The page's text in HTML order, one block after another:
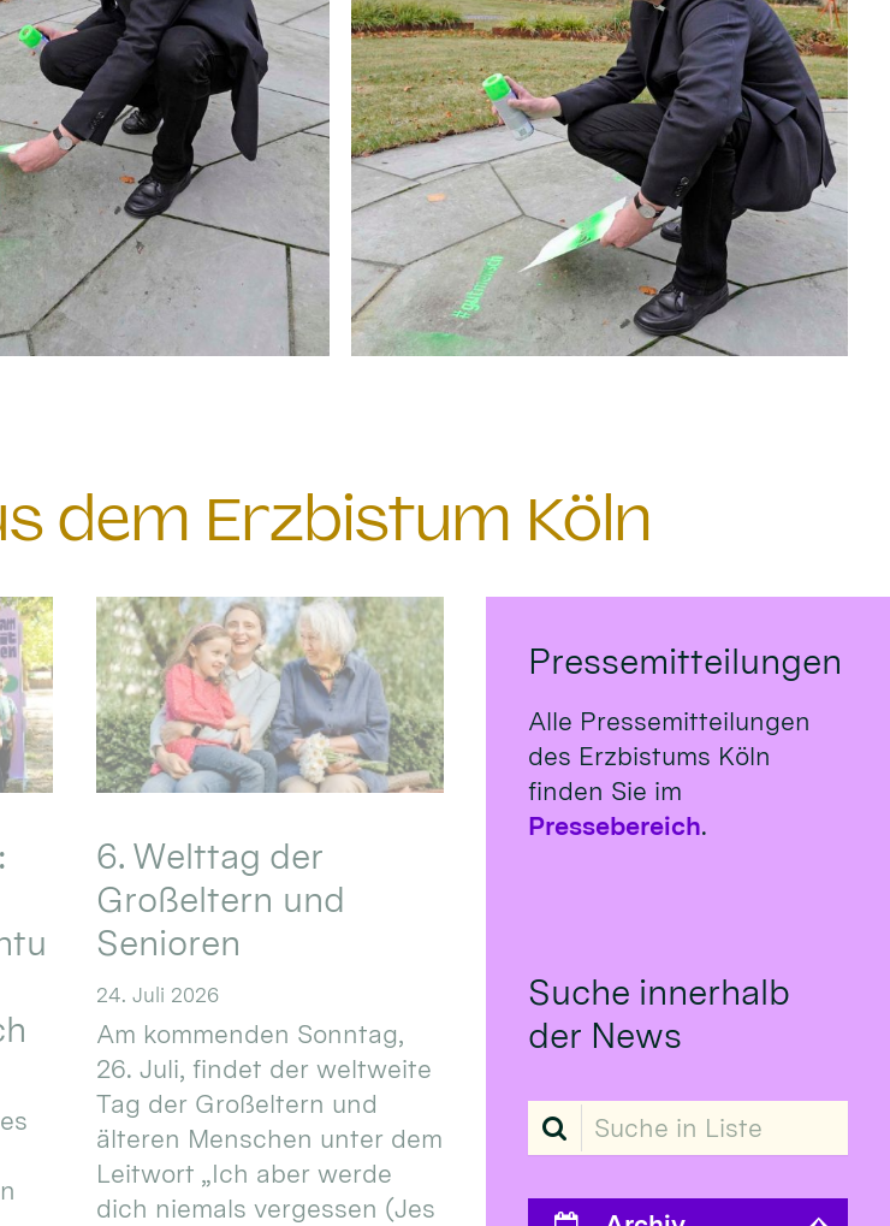
dem Erzbistum Köln
6. Welttag der
Großeltern und
Senioren
24. Juli 2026
Am kommenden Sonntag,
26. Juli, findet der weltweite
Tag der Großeltern und
älteren Menschen unter dem
Leitwort „Ich aber werde
dich niemals vergessen (Jes
Pressemitteilungen
Alle Pressemitteilungen
des Erzbistums Köln
finden Sie im
Pressebereich.
Suche innerhalb
der News
Suche in Liste